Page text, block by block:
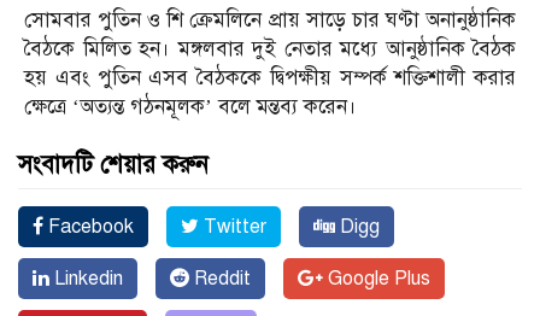
সোমবার পুতিন ও শি ক্রেমলিনে প্রায় সাড়ে চার ঘণ্টা অনানুষ্ঠানিক
বৈঠকে মিলিত হন। মঙ্গলবার দুই নেতার মধ্যে আনুষ্ঠানিক বৈঠক
হয় এবং পুতিন এসব বৈঠককে দ্বিপক্ষীয় সম্পর্ক শক্তিশালী করার
ক্ষেত্রে ‘অত্যন্ত গঠনমূলক’ বলে মন্তব্য করেন।
সংবাদটি শেয়ার করুন
Facebook Twitter Digg
Linkedin Reddit Google Plus